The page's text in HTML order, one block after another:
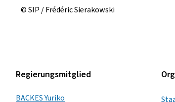
© SIP / Frédéric Sierakowski
Regierungsmitglied
BACKES Yuriko